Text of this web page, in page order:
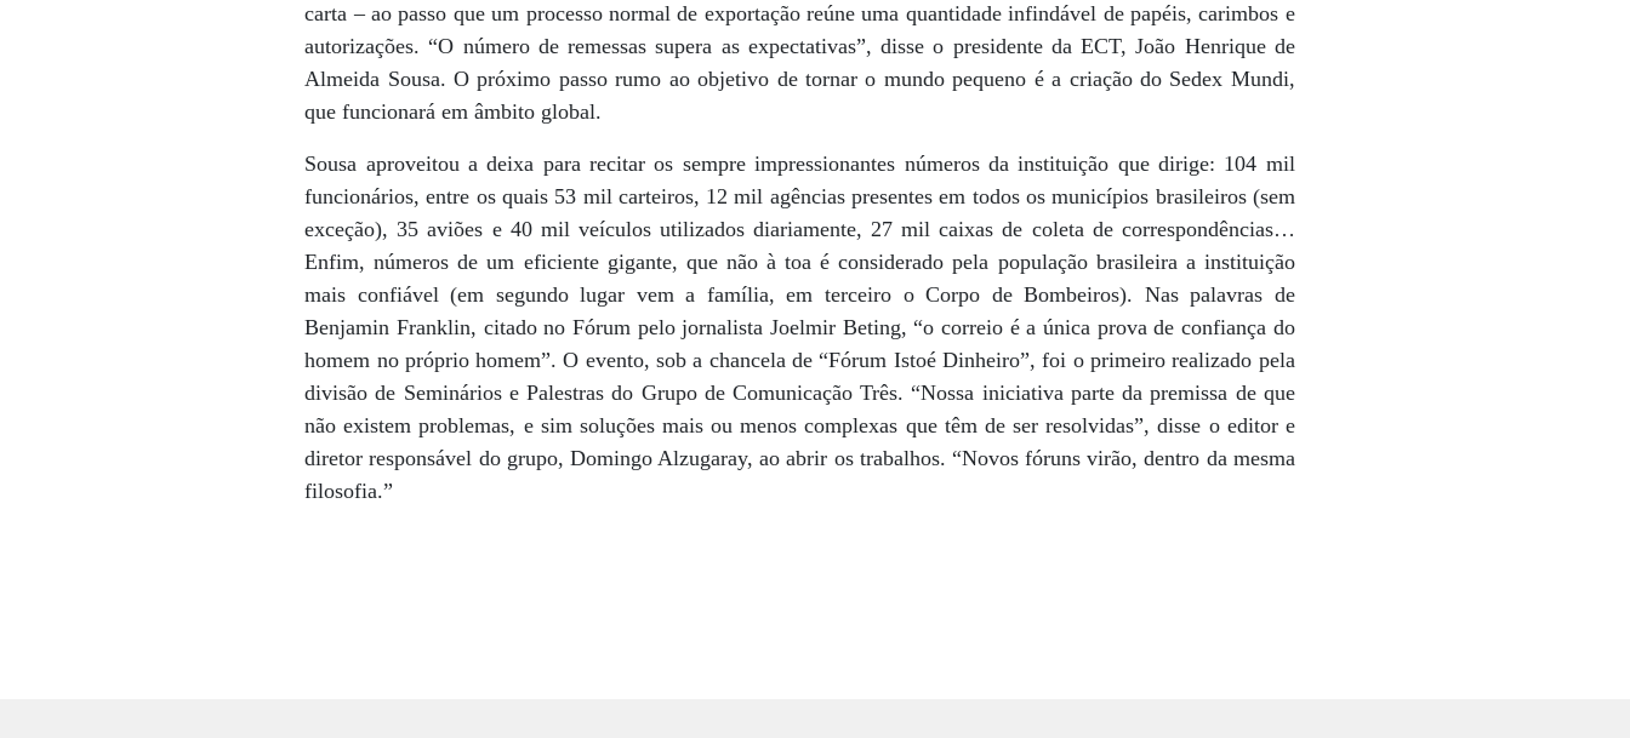
carta – ao passo que um processo normal de exportação reúne uma quantidade infindável de papéis, carimbos e
autorizações. “O número de remessas supera as expectativas”, disse o presidente da ECT, João Henrique de
Almeida Sousa. O próximo passo rumo ao objetivo de tornar o mundo pequeno é a criação do Sedex Mundi,
que funcionará em âmbito global.
Sousa aproveitou a deixa para recitar os sempre impressionantes números da instituição que dirige: 104 mil
funcionários, entre os quais 53 mil carteiros, 12 mil agências presentes em todos os municípios brasileiros (sem
exceção), 35 aviões e 40 mil veículos utilizados diariamente, 27 mil caixas de coleta de correspondências…
Enfim, números de um eficiente gigante, que não à toa é considerado pela população brasileira a instituição
mais confiável (em segundo lugar vem a família, em terceiro o Corpo de Bombeiros). Nas palavras de
Benjamin Franklin, citado no Fórum pelo jornalista Joelmir Beting, “o correio é a única prova de confiança do
homem no próprio homem”. O evento, sob a chancela de “Fórum Istoé Dinheiro”, foi o primeiro realizado pela
divisão de Seminários e Palestras do Grupo de Comunicação Três. “Nossa iniciativa parte da premissa de que
não existem problemas, e sim soluções mais ou menos complexas que têm de ser resolvidas”, disse o editor e
diretor responsável do grupo, Domingo Alzugaray, ao abrir os trabalhos. “Novos fóruns virão, dentro da mesma
filosofia.”